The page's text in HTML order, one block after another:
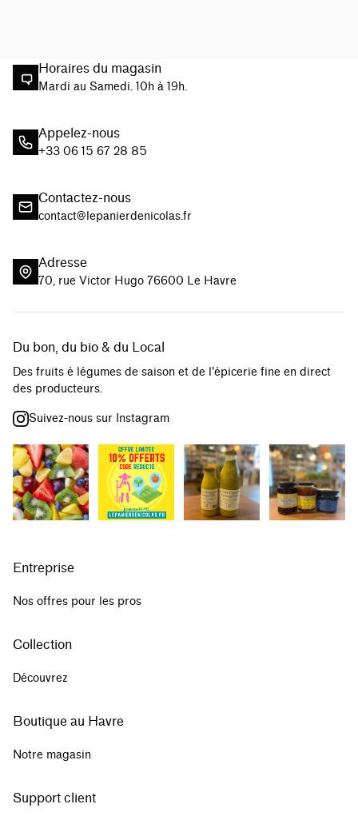
Horaires du magasin
Mardi au Samedi. 10h à 19h.
Appelez-nous
+33 06 15 67 28 85
Contactez-nous
contact@lepanierdenicolas.fr
Adresse
70, rue Victor Hugo 76600 Le Havre
Du bon, du bio & du Local
Des fruits é légumes de saison et de l'épicerie fine en direct
des producteurs.
Suivez-nous sur Instagram
Entreprise
Nos offres pour les pros
Collection
Découvrez
Boutique au Havre
Notre magasin
Support client